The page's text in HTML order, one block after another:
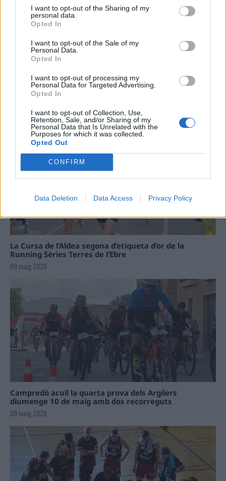
I want to opt-out of the Sharing of my
personal data.
Opted In
I want to opt-out of the Sale of my
Personal Data.
Opted In
I want to opt-out of processing my
Personal Data for Targeted Advertising.
Opted In
I want to opt-out of Collection, Use,
Retention, Sale, and/or Sharing of my
Personal Data that Is Unrelated with the
Purposes for which it was collected.
Opted Out
CONFIRM
Data Deletion Data Access Privacy Policy
Blaumut lidera el cartell musical de les
La Cursa de l’Aldea segona d’etiqueta d’or de la
Running Sèries Terres de l’Ebre
09 maig 2026
Campredó acull la quarta prova dels Argilers
diumenge 10 de maig amb dos recorreguts
09 maig 2026